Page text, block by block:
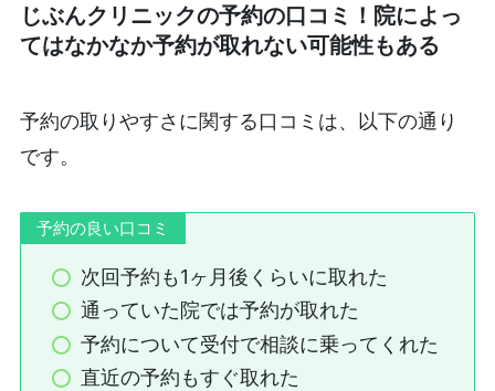
じぶんクリニックの予約の口コミ！院によっ
てはなかなか予約が取れない可能性もある
予約の取りやすさに関する口コミは、以下の通り
です。
予約の良い口コミ
次回予約も1ヶ月後くらいに取れた
通っていた院では予約が取れた
予約について受付で相談に乗ってくれた
直近の予約もすぐ取れた